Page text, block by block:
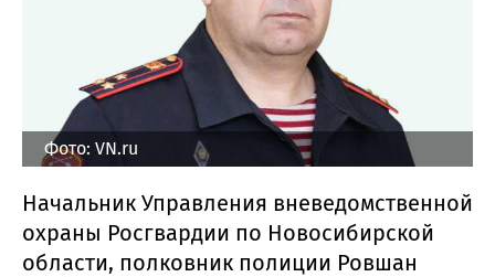
Фото: VN.ru
Начальник Управления вневедомственной
охраны Росгвардии по Новосибирской
области, полковник полиции Ровшан